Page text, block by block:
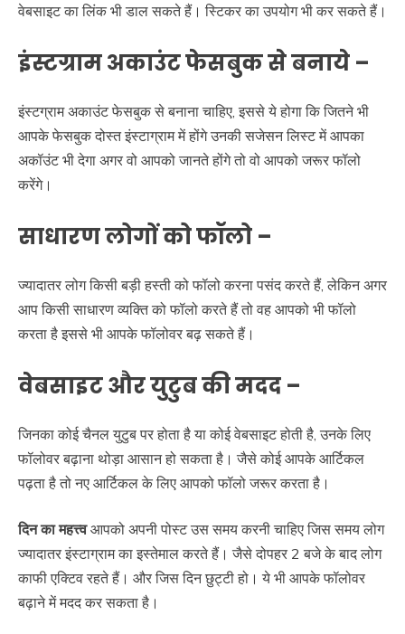
वेबसाइट का लिंक भी डाल सकते हैं। स्टिकर का उपयोग भी कर सकते हैं।
इंस्टग्राम अकाउंट फेसबुक से बनाये –
इंस्टग्राम अकाउंट फेसबुक से बनाना चाहिए, इससे ये होगा कि जितने भी
आपके फेसबुक दोस्त इंस्टाग्राम में होंगे उनकी सजेसन लिस्ट में आपका
अकॉउंट भी देगा अगर वो आपको जानते होंगे तो वो आपको जरूर फॉलो
करेंगे।
साधारण लोगों को फॉलो –
ज्यादातर लोग किसी बड़ी हस्ती को फॉलो करना पसंद करते हैं, लेकिन अगर
आप किसी साधारण व्यक्ति को फॉलो करते हैं तो वह आपको भी फॉलो
करता है इससे भी आपके फॉलोवर बढ़ सकते हैं।
वेबसाइट और युटुब की मदद –
जिनका कोई चैनल युटुब पर होता है या कोई वेबसाइट होती है, उनके लिए
फॉलोवर बढ़ाना थोड़ा आसान हो सकता है। जैसे कोई आपके आर्टिकल
पढ़ता है तो नए आर्टिकल के लिए आपको फॉलो जरूर करता है।
दिन का महत्त्व आपको अपनी पोस्ट उस समय करनी चाहिए जिस समय लोग
ज्यादातर इंस्टाग्राम का इस्तेमाल करते हैं। जैसे दोपहर 2 बजे के बाद लोग
काफी एक्टिव रहते हैं। और जिस दिन छुट्टी हो। ये भी आपके फॉलोवर
बढ़ाने में मदद कर सकता है।